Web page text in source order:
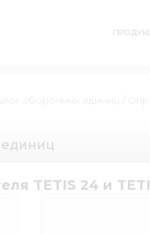
сборочных единиц /
единиц
TETIS 24 и